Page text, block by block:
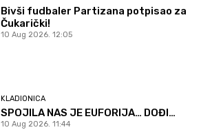
Bivši fudbaler Partizana potpisao za
Čukarički!
10 Aug 2026. 12:05
KLADIONICA
SPOJILA NAS JE EUFORIJA… DOĐI…
10 Aug 2026. 11:44